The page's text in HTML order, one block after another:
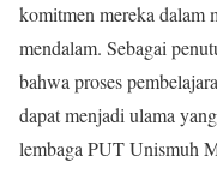
komitmen mereka dalam
mendalam. Sebagai
bahwa proses
dapat menjadi ulama
lembaga PUT Unismuh